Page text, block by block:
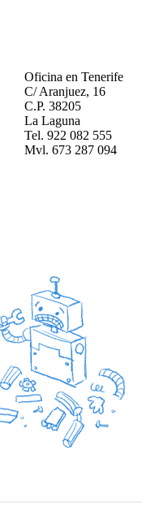
Oficina en Tenerife
C/ Aranjuez, 16
C.P. 38205
La Laguna
Tel. 922 082 555
Mvl. 673 287 094